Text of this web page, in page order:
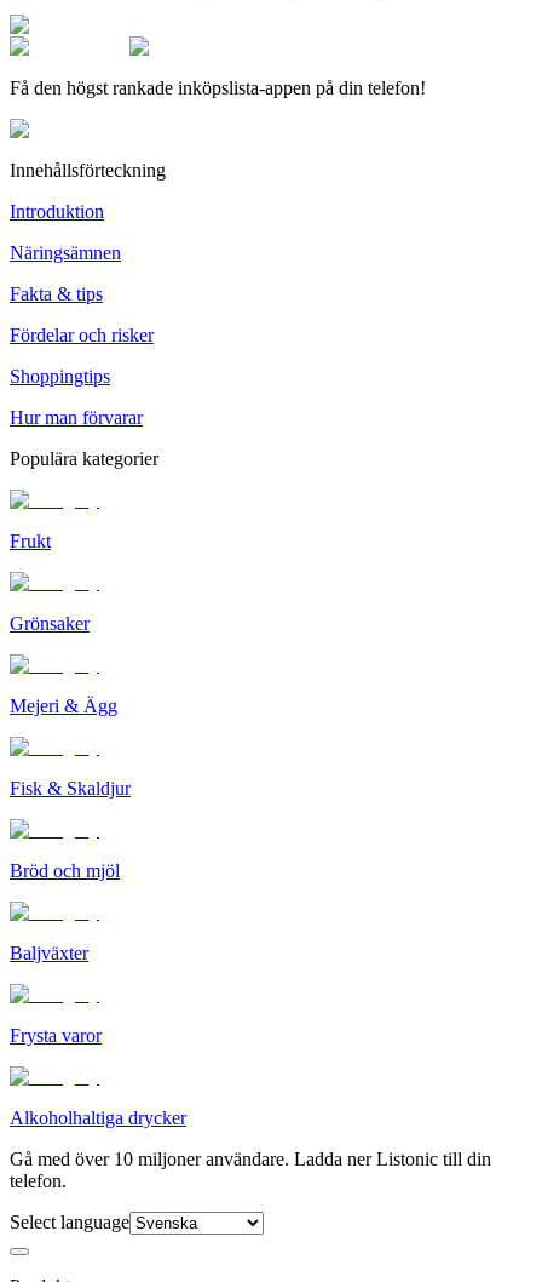
Få den högst rankade inköpslista-appen på din telefon!
Innehållsförteckning
Introduktion
Näringsämnen
Fakta & tips
Fördelar och risker
Shoppingtips
Hur man förvarar
Populära kategorier
Frukt
Grönsaker
Mejeri & Ägg
Fisk & Skaldjur
Bröd och mjöl
Baljväxter
Frysta varor
Alkoholhaltiga drycker
Gå med över 10 miljoner användare. Ladda ner Listonic till din
telefon.
Select language